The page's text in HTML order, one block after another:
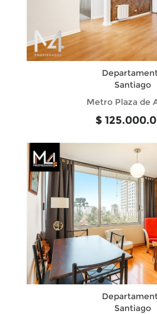
Santiago
Metro Plaza de
$
Santiago